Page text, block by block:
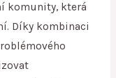
komunity, která
Díky kombinaci